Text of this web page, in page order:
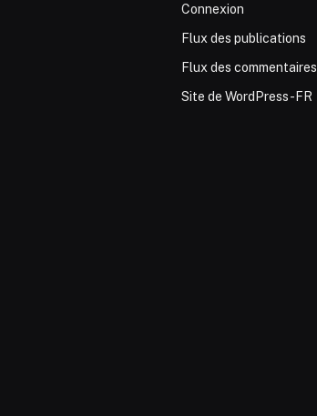
Connexion
Flux des publications
Flux des commentaires
Site de WordPress-FR